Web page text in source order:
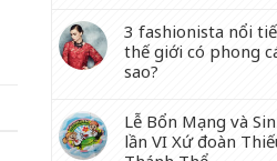
3 fashionista nổi
thế giới có phong
sao?
Lễ Bổn Mạng và
lần VI Xứ đoàn